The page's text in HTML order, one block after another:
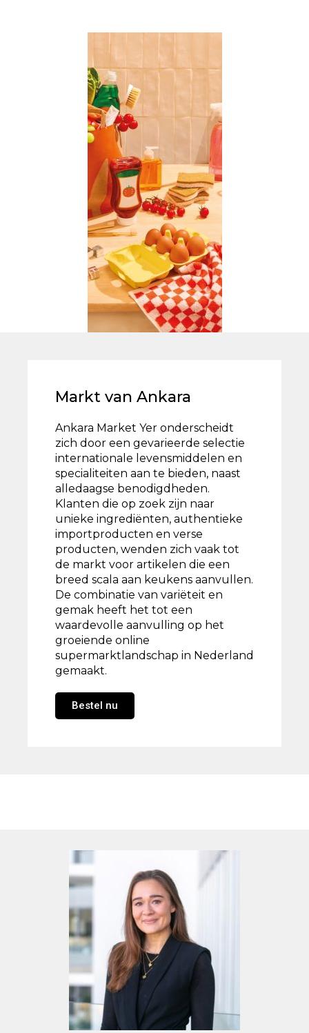
Markt van Ankara
Ankara Market Yer onderscheidt
zich door een gevarieerde selectie
internationale levensmiddelen en
specialiteiten aan te bieden, naast
alledaagse benodigdheden.
Klanten die op zoek zijn naar
unieke ingrediënten, authentieke
importproducten en verse
producten, wenden zich vaak tot
de markt voor artikelen die een
breed scala aan keukens aanvullen.
De combinatie van variëteit en
gemak heeft het tot een
waardevolle aanvulling op het
groeiende online
supermarktlandschap in Nederland
gemaakt.
Bestel nu